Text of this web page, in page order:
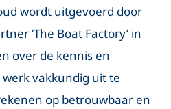
wordt uitgevoerd door
‘The Boat Factory’ in
over de kennis en
vakkundig uit te
op betrouwbaar en